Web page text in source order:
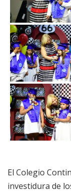
El Colegio
investidura de